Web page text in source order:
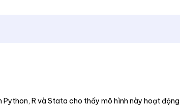
R và Stata cho thấy mô hình này hoạt động